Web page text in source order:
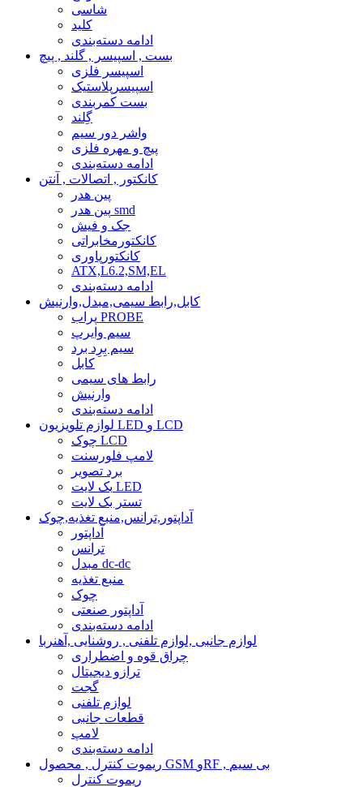
شاسی
کلید
ادامه دسته‌بندی
بست , اسپیسر , گلند , پیچ
اسپیسر فلزی
اسپیسرپلاستیک
بست کمربندی
گِلند
واشر دور سیم
پیچ و مهره فلزی
ادامه دسته‌بندی
کانکتور , اتصالات , آنتن
پین هدر
پین هدر smd
جک و فیش
کانکتورمخابراتی
کانکتورپاوری
ATX,L6.2,SM,EL
ادامه دسته‌بندی
کابل,رابط سیمی,مبدل,وارنیش
پراب PROBE
سیم وایرپ
سیم بِرِد برد
کابل
رابط های سیمی
وارنیش
ادامه دسته‌بندی
لوازم تلویزیون LED و LCD
چوک LCD
لامپ فلورسنت
برد تصویر
بک لایت LED
تستر بک لایت
آداپتور,ترانس,منبع تغذیه,چوک
آداپتور
ترانس
مبدل dc-dc
منبع تغذیه
چوک
آداپتور صنعتی
ادامه دسته‌بندی
لوازم جانبی ,لوازم تلفنی , روشنایی ,آهنربا
چراق قوه و اضطراری
ترازو دیجیتال
گجت
لوازم تلفنی
قطعات جانبی
لامپ
ادامه دسته‌بندی
ریموت کنترل , محصول GSM وRF , بی سیم
ریموت کنترل